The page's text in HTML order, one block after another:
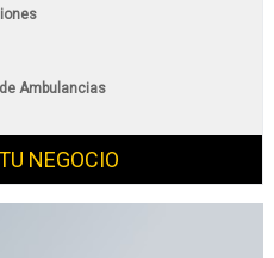
Ambulancias
NEGOCIO